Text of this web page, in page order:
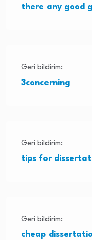
there any good
Geri bildirim:
3concerning
Geri bildirim:
tips for
Geri bildirim:
cheap